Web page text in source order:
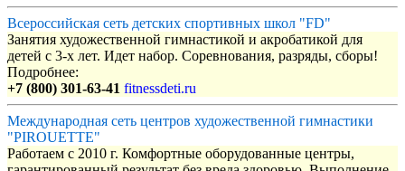
Всероссийская сеть детских спортивных школ "FD"
Занятия художественной гимнастикой и акробатикой для
детей с 3-х лет. Идет набор. Соревнования, разряды, сборы!
Подробнее:
+7 (800) 301-63-41 fitnessdeti.ru
Международная сеть центров художественной гимнастики
"PIROUETTE"
Работаем с 2010 г. Комфортные оборудованные центры,